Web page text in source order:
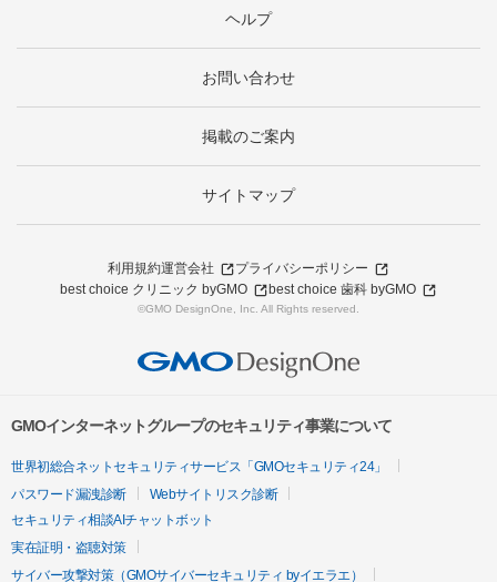
ヘルプ
お問い合わせ
掲載のご案内
サイトマップ
利用規約運営会社
プライバシーポリシー
best choice クリニック byGMO
best choice 歯科 byGMO
©GMO DesignOne, Inc. All Rights reserved.
GMOインターネットグループのセキュリティ事業について
世界初総合ネットセキュリティサービス「GMOセキュリティ24」
パスワード漏洩診断
Webサイトリスク診断
セキュリティ相談AIチャットボット
実在証明・盗聴対策
サイバー攻撃対策（GMOサイバーセキュリティ byイエラエ）